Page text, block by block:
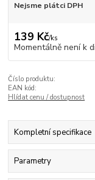
Nejsme plátci DPH
139 Kč/ks
Momentálně není k
Číslo produktu:
EAN kód:
Hlídat cenu / dostupnost
Kompletní specifikace
Parametry